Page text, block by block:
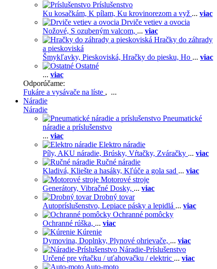
Príslušenstvo
Ku kosačkám, K pílam, Ku krovinorezom a vyž ... viac
Drviče vetiev a ovocia
Nožové, S ozubeným valcom, ... viac
Hračky do záhrady
a pieskoviská
Šmykľavky, Pieskoviská, Hračky do piesku, Ho ... viac
Ostatné
... viac
Odporúčame:
Fukáre a vysávače na líste , ...
Náradie
Náradie
Pneumatické
náradie a príslušenstvo
... viac
Elektro náradie
Píly, AKU náradie, Brúsky, Vŕtačky, Zváračky ... viac
Ručné náradie
Kladivá, Kliešte a hasáky, Kľúče a gola sad ... viac
Motorové stroje
Generátory, Vibračné Dosky, ... viac
Drobný tovar
Autopríslušenstvo, Lepiace pásky a lepidlá ... viac
Ochranné pomôcky
Ochranné rúška, ... viac
Kúrenie
Dymovina, Doplnky, Plynové ohrievače, ... viac
Náradie-Príslušenstvo
Určené pre vŕtačku / uťahovačku / elektric ... viac
Auto-moto